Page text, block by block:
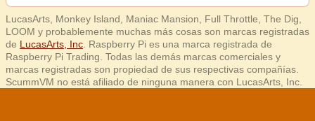
LucasArts, Monkey Island, Maniac Mansion, Full Throttle, The Dig,
LOOM y probablemente muchas más cosas son marcas registradas
de LucasArts, Inc . Raspberry Pi es una marca registrada de
Raspberry Pi Trading. Todas las demás marcas comerciales y
marcas registradas son propiedad de sus respectivas compañías.
ScummVM no está afiliado de ninguna manera con LucasArts, Inc.